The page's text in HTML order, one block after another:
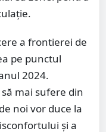
a frontierei de
pe punctul
2024.
mai sufere din
noi vor duce la
și a